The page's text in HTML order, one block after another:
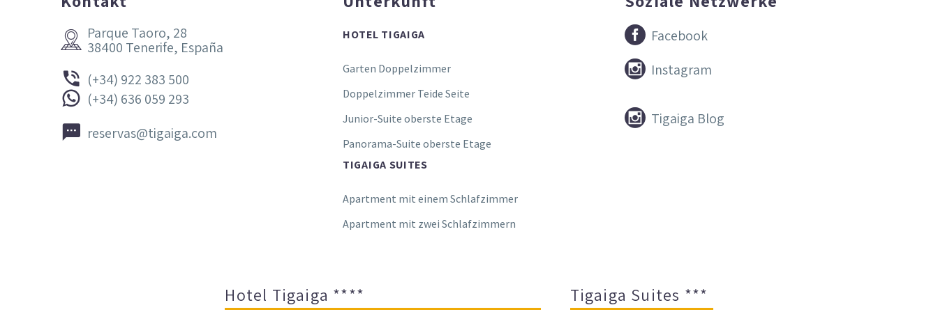

 Parque Taoro, 28
38400 Tenerife, España

 (+34) 922 383 500

 (+34) 636 059 293

 reservas@tigaiga.com
HOTEL TIGAIGA
Garten Doppelzimmer
Doppelzimmer Teide Seite
Junior-Suite oberste Etage
Panorama-Suite oberste Etage
TIGAIGA SUITES
Apartment mit einem Schlafzimmer
Apartment mit zwei Schlafzimmern

 Facebook

 Instagram

 Tigaiga Blog
Hotel Tigaiga **** Tigaiga Suites ***